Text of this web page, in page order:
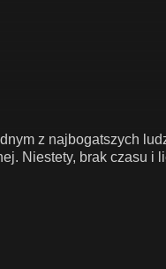
z najbogatszych
Niestety, brak czasu i